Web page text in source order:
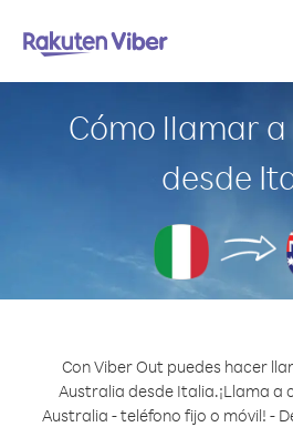
Cómo llamar
desde
Con Viber Out puedes hacer
Australia desde Italia.¡Llama a
Australia - teléfono fijo o móvil! -